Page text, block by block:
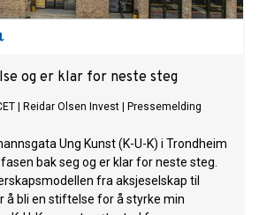
og er klar for neste steg
Reidar Olsen Invest Pressemelding
Ung Kunst (K-U-K) i Trondheim
bak seg og er klar for neste steg.
fra aksjeselskap til
å bli en stiftelse for å styrke min